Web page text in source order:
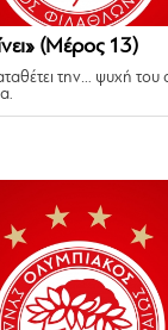
(Μέρος 13)
την… ψυχή του